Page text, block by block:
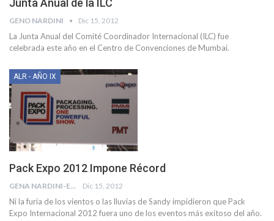
Junta Anual de la ILC
GENO NARDINI Dic 15, 2012
La Junta Anual del Comité Coordinador Internacional (ILC) fue
celebrada este año en el Centro de Convenciones de Mumbai.
ALR - AÑO IX
Pack Expo 2012 Impone Récord
GENA NARDINI-EISEMAN Dic 15, 2012
Ni la furia de los vientos o las lluvias de Sandy impidieron que Pack
Expo Internacional 2012 fuera uno de los eventos más exitoso del año.